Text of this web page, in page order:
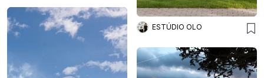
ESTÚDIO OLO